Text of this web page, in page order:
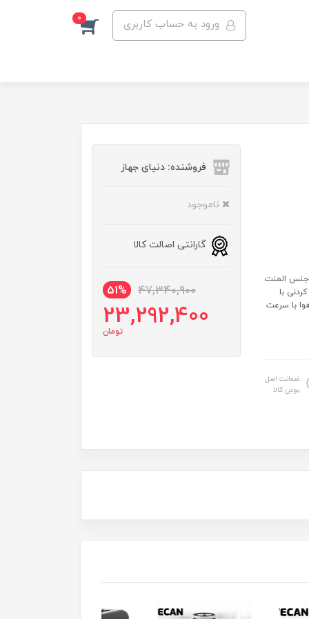
ورود به حساب کاربری 0
گرانیتی جنس المنت
با
هوا با سرعت
ضمانت اصل
بودن کالا
فروشنده: دنیای جهاز
ناموجود
گارانتی اصالت کالا
47,340,900
51%
23,292,400
تومان